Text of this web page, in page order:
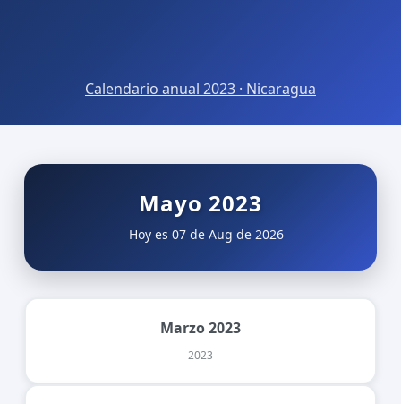
Calendario anual 2023 · Nicaragua
Mayo 2023
Hoy es 07 de Aug de 2026
Marzo 2023
2023